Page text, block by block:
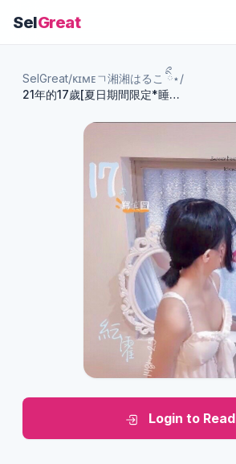
SelGreat
SelGreat/ᴋɪᴍᴇㄱ湘湘はるこ ིྀ⋆/
21年的17歲[夏日期間限定*睡衣雞蛋花第一彈]橫式寫真圖
Login to Read